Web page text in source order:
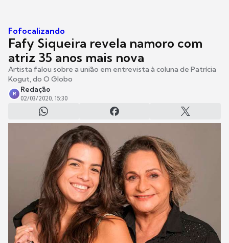
Fofocalizando
Fafy Siqueira revela namoro com
atriz 35 anos mais nova
Artista falou sobre a união em entrevista à coluna de Patrícia
Kogut, do O Globo
R
Redação
02/03/2020, 15:30